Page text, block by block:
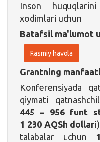
Inson
xodimlari uchun
Batafsil ma'lumot
Rasmiy havola
Grantning
Konferensiyada
qiymati
445 – 956 funt
1 230 AQSh dollari
talabalar uchun